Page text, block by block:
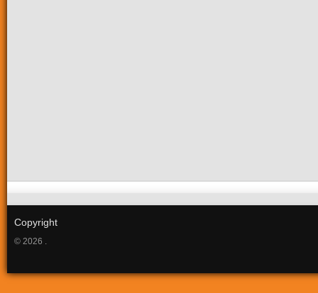
Copyright
© 2026 .